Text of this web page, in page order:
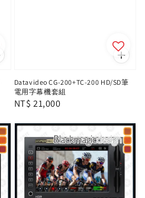
Datavideo CG-200+TC-200 HD/SD筆
電用字幕機套組
Regular
NT$ 21,000